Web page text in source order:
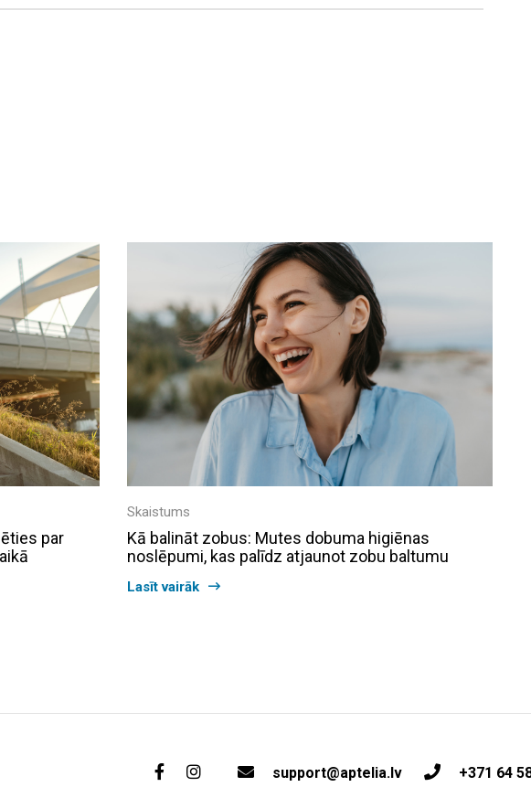
par
Skaistums
Kā balināt zobus: Mutes dobuma higiēnas
noslēpumi, kas palīdz atjaunot zobu baltumu
Lasīt vairāk
support@aptelia.lv +371 64